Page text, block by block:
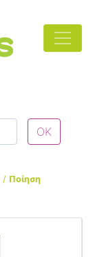
Ποίηση